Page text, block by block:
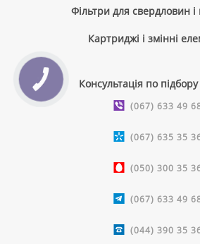
Фільтри для свердловин і
Картриджі і змінні
Консультація по підбору
(067) 633 49
(067) 635 35
(050) 300 35
(067) 633 49
(044) 390 35
КНОПКА
ЗВ'ЯЗКУ